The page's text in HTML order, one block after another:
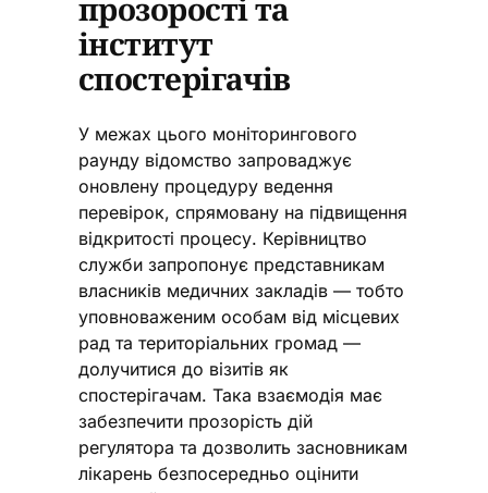
прозорості та
інститут
спостерігачів
У межах цього моніторингового
раунду відомство запроваджує
оновлену процедуру ведення
перевірок, спрямовану на підвищення
відкритості процесу. Керівництво
служби запропонує представникам
власників медичних закладів — тобто
уповноваженим особам від місцевих
рад та територіальних громад —
долучитися до візитів як
спостерігачам. Така взаємодія має
забезпечити прозорість дій
регулятора та дозволить засновникам
лікарень безпосередньо оцінити